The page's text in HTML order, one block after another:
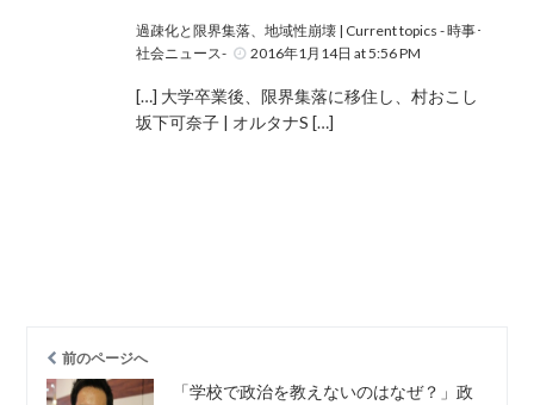
過疎化と限界集落、地域性崩壊 | Current topics - 時事･
社会ニュース-
2016年1月14日 at 5:56 PM
[…] 大学卒業後、限界集落に移住し、村おこし
坂下可奈子 | オルタナS […]
前のページへ
「学校で政治を教えないのはなぜ？」政